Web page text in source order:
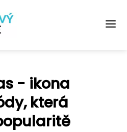
- ikona
která